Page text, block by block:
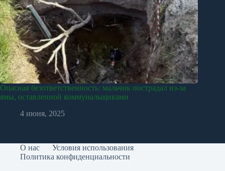
Опасная безответственность: мальчик пострадал из-за
ямы, оставленной коммунальщиками
4 июня, 2025
О нас
Условия использования
Политика конфиденциальности